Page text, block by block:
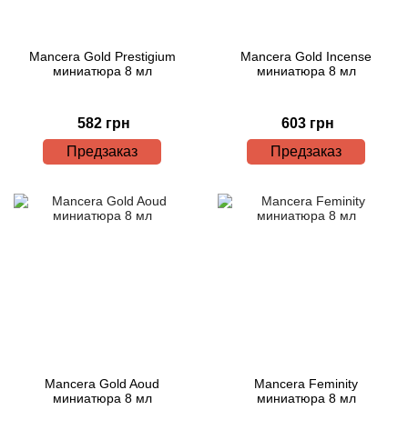
Mancera Gold Prestigium
миниатюра 8 мл
582 грн
Предзаказ
Mancera Gold Incense
миниатюра 8 мл
603 грн
Предзаказ
Mancera Gold Aoud
миниатюра 8 мл
Mancera Feminity
миниатюра 8 мл